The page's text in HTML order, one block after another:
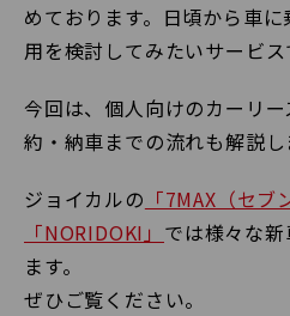
めております。日頃から車
用を検討してみたいサービス
今回は、個人向けのカーリ
約・納車までの流れも解説し
ジョイカルの 「7MAX（セブ
「NORIDOKI」 では様々な
ます。
ぜひご覧ください。